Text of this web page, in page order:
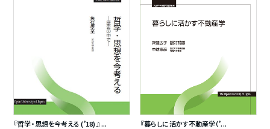
『哲学・思想を今考える (’18) 』 ... 『暮らしに活かす不動産学（’...